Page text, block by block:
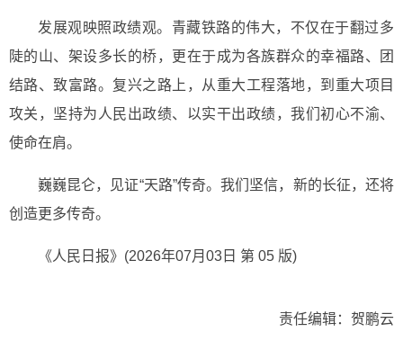
发展观映照政绩观。青藏铁路的伟大，不仅在于翻过多
陡的山、架设多长的桥，更在于成为各族群众的幸福路、团
结路、致富路。复兴之路上，从重大工程落地，到重大项目
攻关，坚持为人民出政绩、以实干出政绩，我们初心不渝、
使命在肩。
巍巍昆仑，见证“天路”传奇。我们坚信，新的长征，还将
创造更多传奇。
《人民日报》(2026年07月03日 第 05 版)
责任编辑：贺鹏云